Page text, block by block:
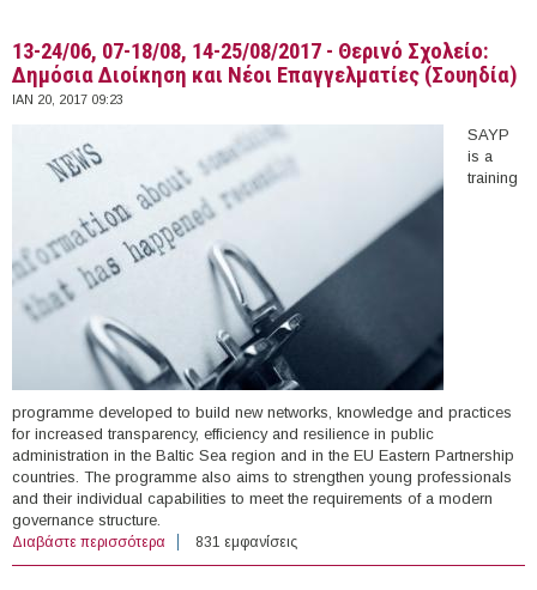
13-24/06, 07-18/08, 14-25/08/2017 - Θερινό Σχολείο:
Δημόσια Διοίκηση και Νέοι Επαγγελματίες (Σουηδία)
ΙΑΝ 20, 2017 09:23
SAYP
is a
training
programme developed to build new networks, knowledge and practices
for increased transparency, efficiency and resilience in public
administration in the Baltic Sea region and in the EU Eastern Partnership
countries. The programme also aims to strengthen young professionals
and their individual capabilities to meet the requirements of a modern
governance structure.
Διαβάστε περισσότερα για 13-24/06, 07-18/08, 14-25/08/2017 - Θερινό Σχολείο:
Δημόσια Διοίκηση και Νέοι Επαγγελματίες (Σουηδία)
831 εμφανίσεις